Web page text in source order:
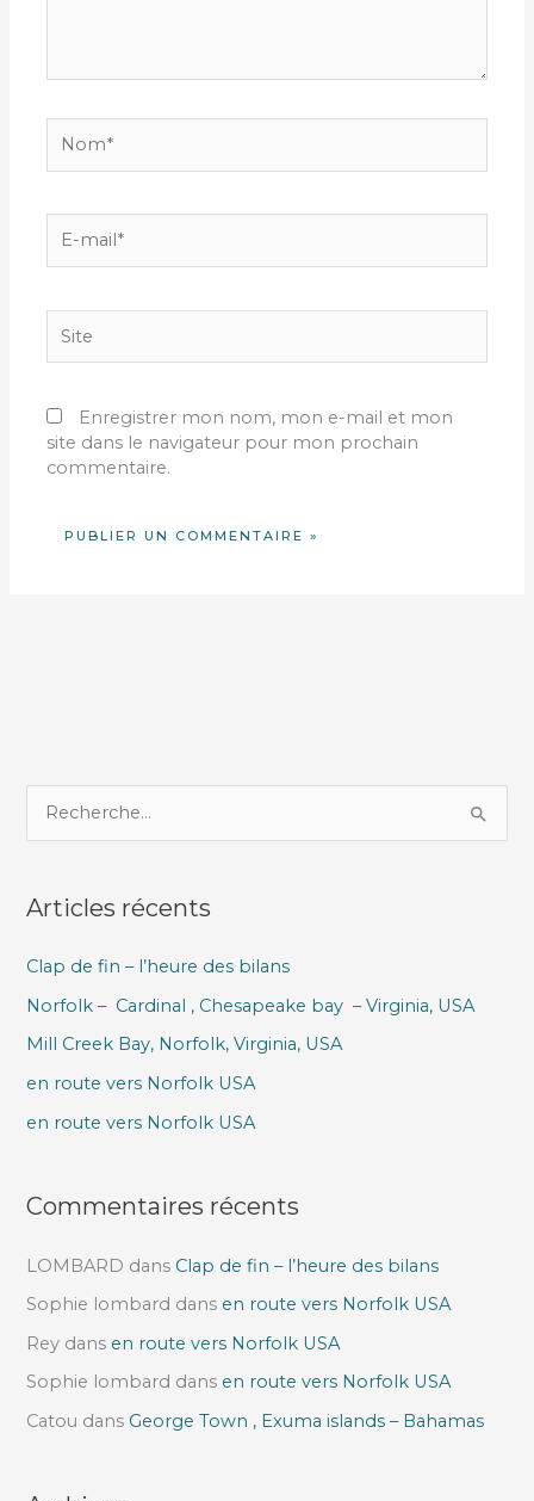
mail*
Enregistrer mon nom, mon e-mail et mon
site dans le navigateur pour mon prochain
commentaire.
e
h
r
c
h
e
Articles récents
Clap de fin – l’heure des bilans
Norfolk – Cardinal , Chesapeake bay – Virginia, USA
Mill Creek Bay, Norfolk, Virginia, USA
en route vers Norfolk USA
en route vers Norfolk USA
Commentaires récents
LOMBARD dans Clap de fin – l’heure des bilans
Sophie lombard dans en route vers Norfolk USA
Rey dans en route vers Norfolk USA
Sophie lombard dans en route vers Norfolk USA
Catou dans George Town , Exuma islands – Bahamas